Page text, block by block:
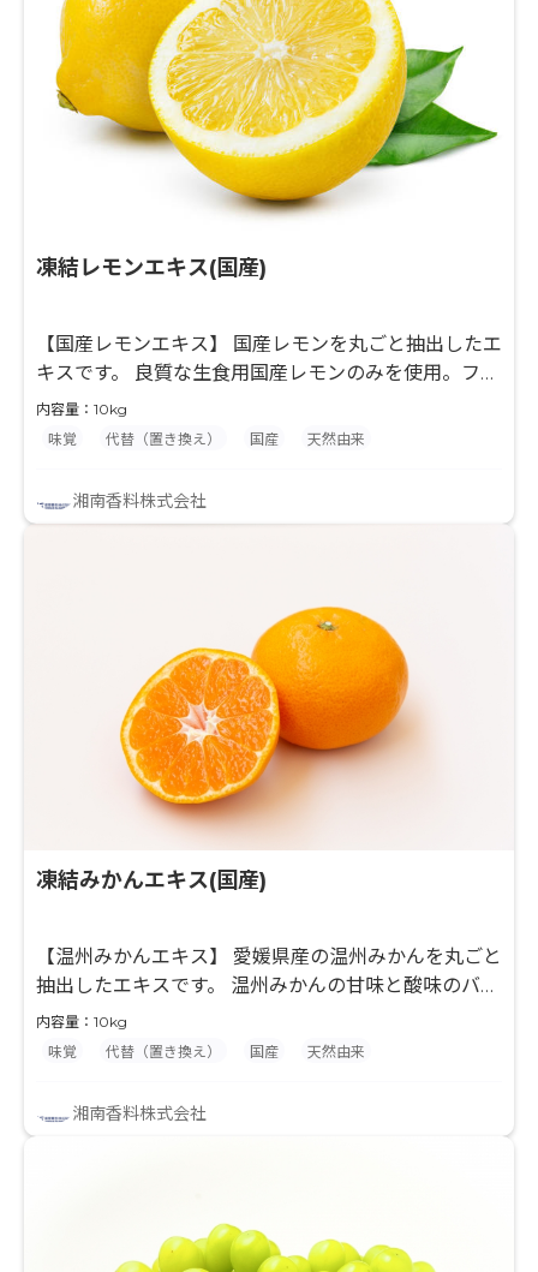
凍結レモンエキス(国産)
【国産レモンエキス】 国産レモンを丸ごと抽出したエ
キスです。 良質な生食用国産レモンのみを使用。フレ
ッシュな果汁感とピールの爽やかな風味が特徴の製品
です。 【抽出技術】 凍結したフルーツ原料を凍結状
る当社独自技術でエキスを抽出します。 当社エキスは
加熱による変性や酸化劣化を最小限に抑え、フレッシ
内容量：10kg
味覚
代替（置き換え） 国産 天然由来
湘南香料株式会社
凍結みかんエキス(国産)
【温州みかんエキス】 愛媛県産の温州みかんを丸ごと
抽出したエキスです。 温州みかんの甘味と酸味のバラ
ンスの良い風味が特徴の製品です。 【抽出技術】 凍
結したフルーツ原料を凍結状態のまま細かく粉砕し、
を抽出します。 当社エキスは加熱による変性や酸化劣
化を最小限に抑え、フレッシュなフルーツ本来の味わ
内容量：10kg
味覚
代替（置き換え） 国産 天然由来
湘南香料株式会社